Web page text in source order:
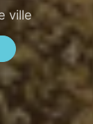
ville